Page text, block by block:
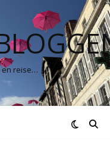
en reise…